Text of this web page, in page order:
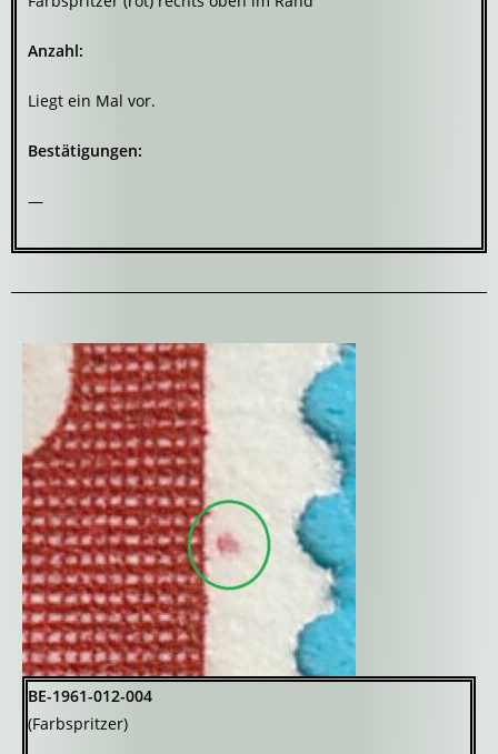
Anzahl:
Liegt ein Mal vor.
Bestätigungen:
—
BE-1961-012-004
(Farbspritzer)